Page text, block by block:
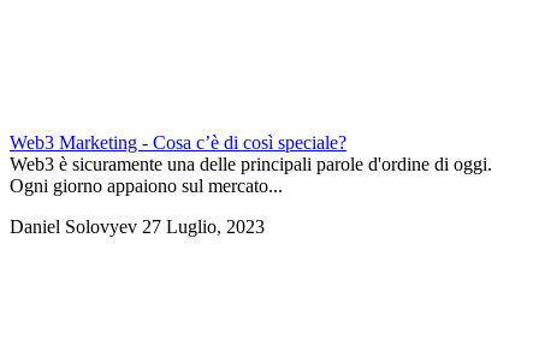
Web3 Marketing - Cosa c’è di così speciale?
Web3 è sicuramente una delle principali parole d'ordine di oggi.
Ogni giorno appaiono sul mercato...
Daniel Solovyev 27 Luglio, 2023